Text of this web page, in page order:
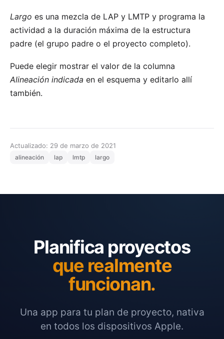
Largo es una mezcla de LAP y LMTP y programa la
actividad a la duración máxima de la estructura
padre (el grupo padre o el proyecto completo).
Puede elegir mostrar el valor de la columna
Alineación indicada en el esquema y editarlo allí
también.
Actualizado: 29 de marzo de 2021
alineación lap lmtp largo
Planifica proyectos
que realmente
funcionan.
Una app para tu plan de proyecto, nativa
en todos los dispositivos Apple.